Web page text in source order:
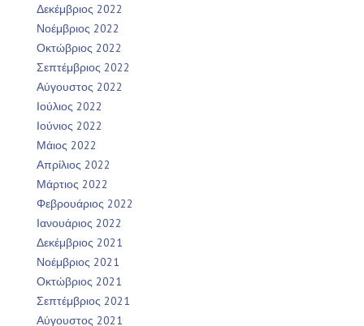
Δεκέμβριος 2022
Νοέμβριος 2022
Οκτώβριος 2022
Σεπτέμβριος 2022
Αύγουστος 2022
Ιούλιος 2022
Ιούνιος 2022
Μάιος 2022
Απρίλιος 2022
Μάρτιος 2022
Φεβρουάριος 2022
Ιανουάριος 2022
Δεκέμβριος 2021
Νοέμβριος 2021
Οκτώβριος 2021
Σεπτέμβριος 2021
Αύγουστος 2021